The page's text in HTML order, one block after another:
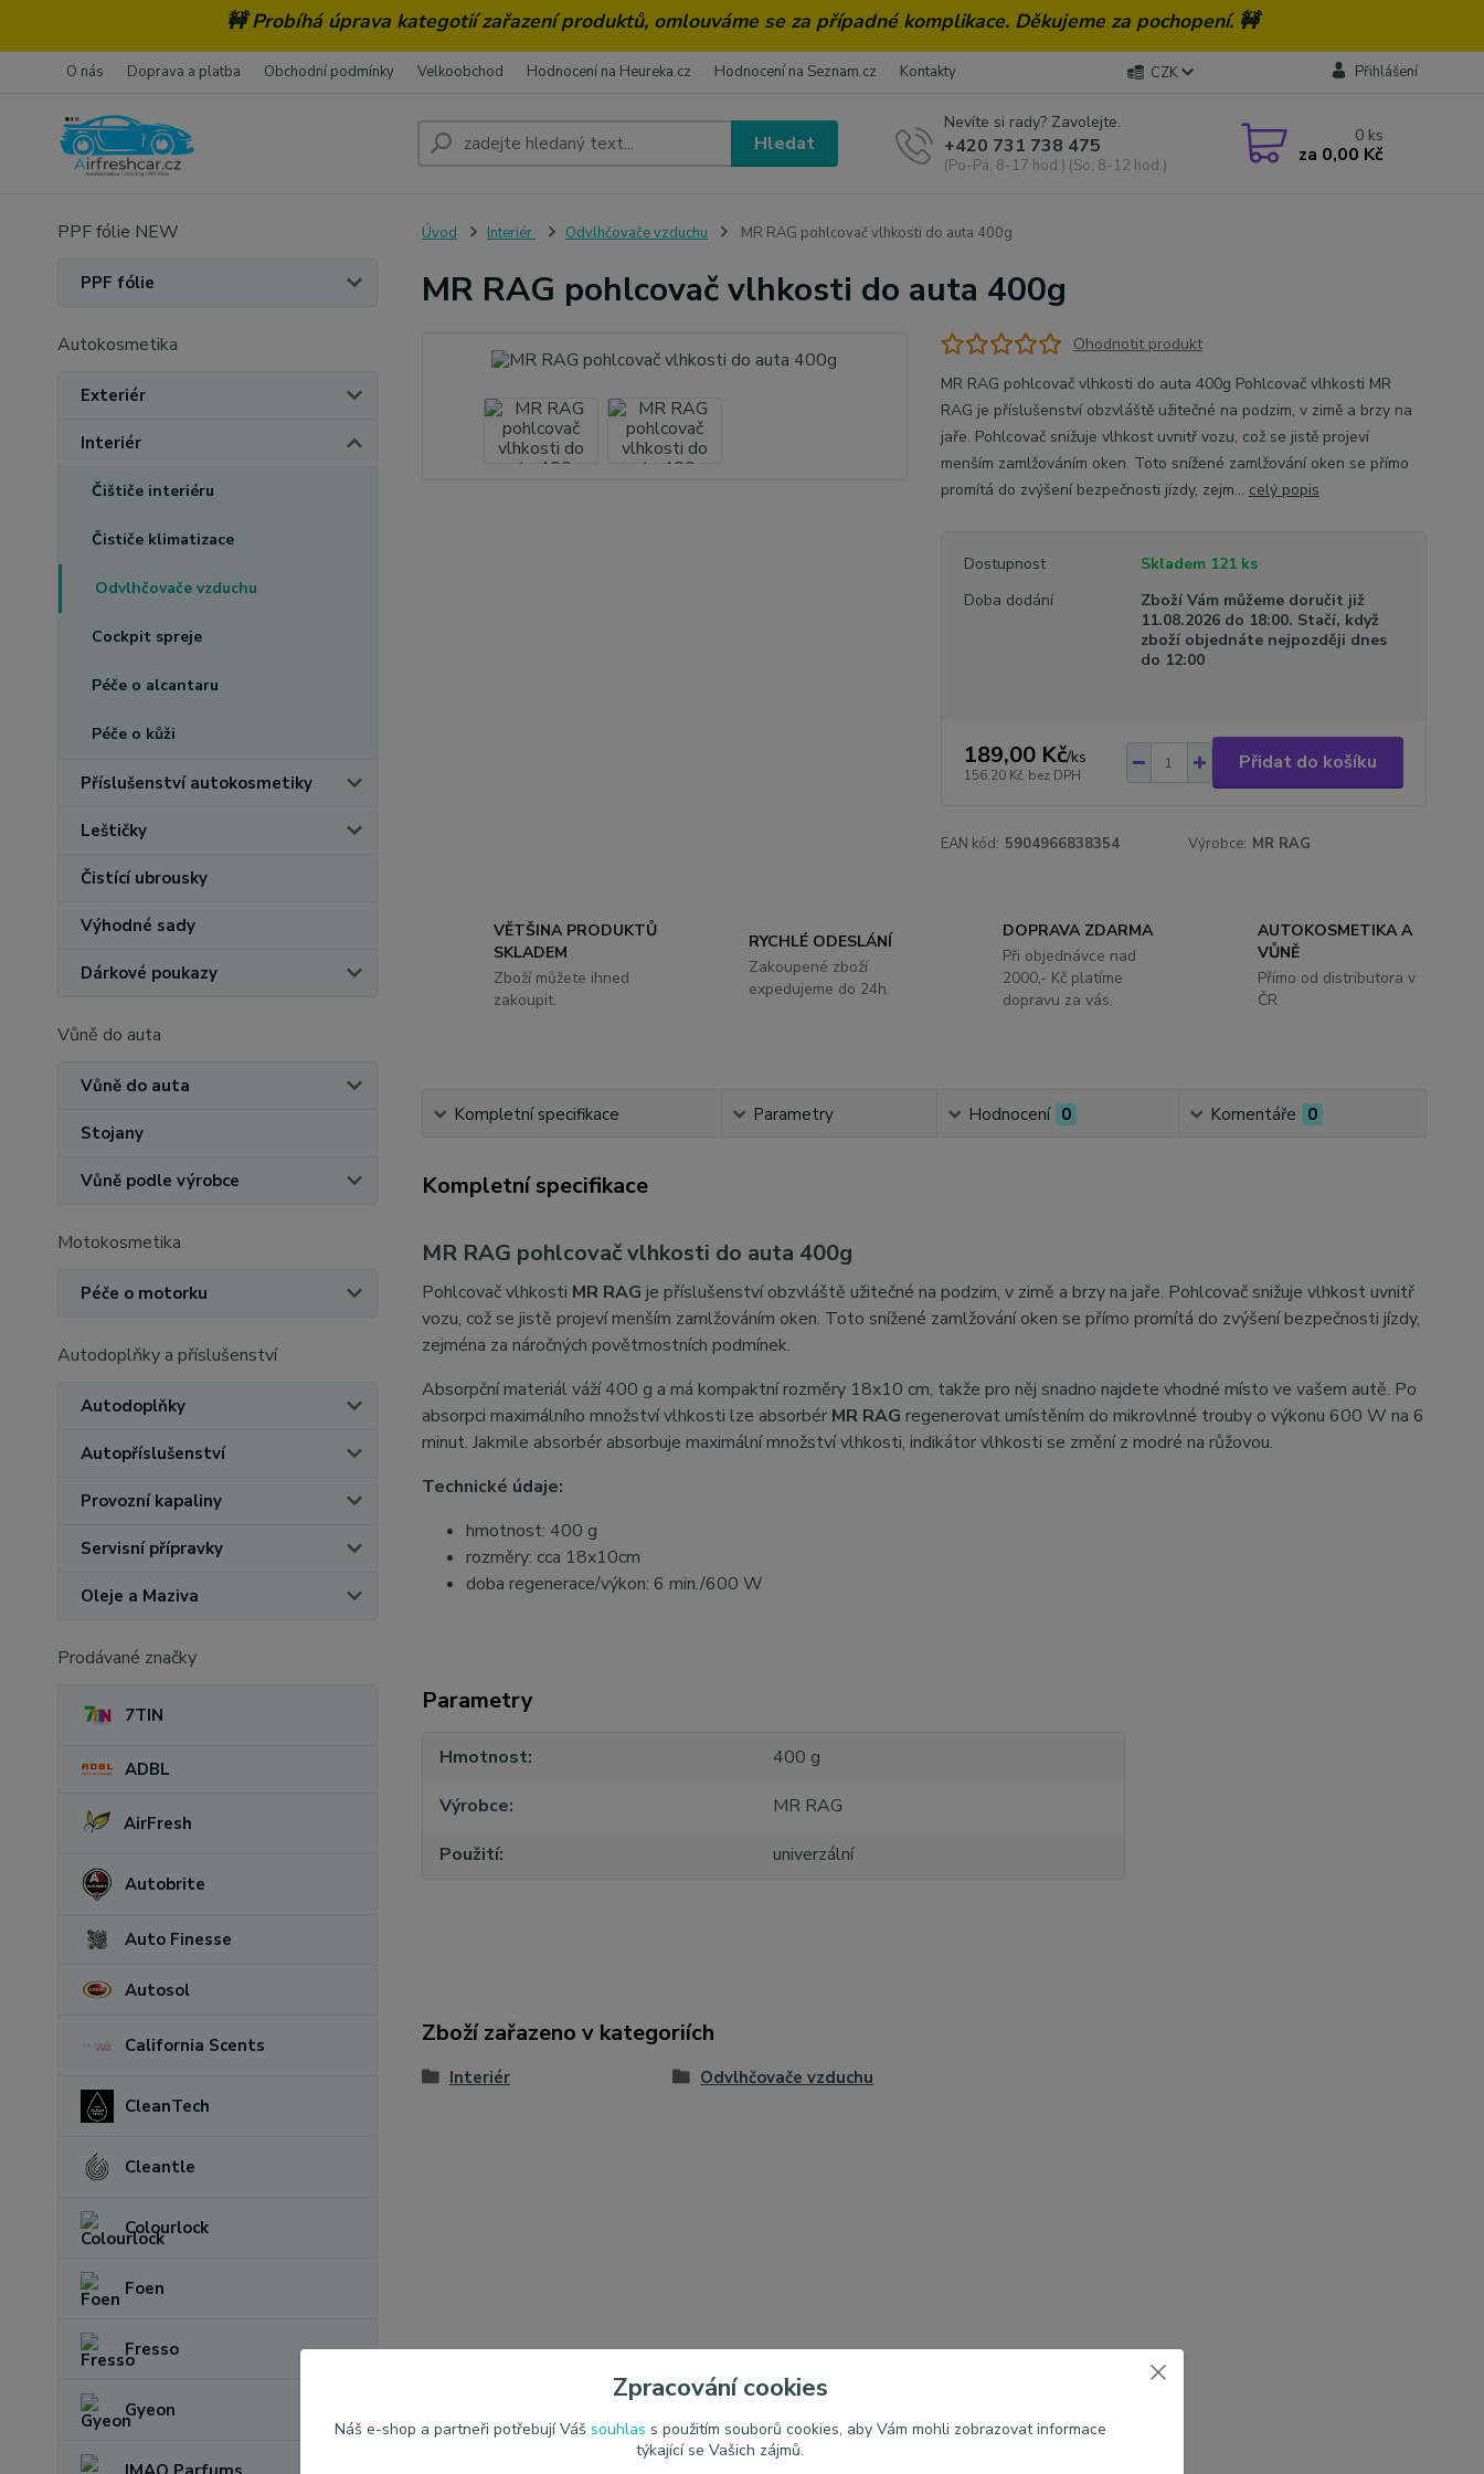
🚧 Probíhá úprava kategotií zařazení produktů, omlouváme se za případné komplikace. Děkujeme za pochopení. 🚧
O nás Doprava a platba Obchodní podmínky Velkoobchod Hodnocení na Heureka.cz Hodnocení na Seznam.cz Kontakty CZK Přihlášení
Hledat
Nevíte si rady? Zavolejte.
+420 731 738 475
(Po-Pá, 8-17 hod.) (So, 8-12 hod.)
0 ks
za 0,00 Kč
PPF fólie NEW
PPF fólie
Autokosmetika
Exteriér
Interiér
Čištiče interiéru
Čističe klimatizace
Odvlhčovače vzduchu
Cockpit spreje
Péče o alcantaru
Péče o kůži
Příslušenství autokosmetiky
Leštičky
Čistící ubrousky
Výhodné sady
Dárkové poukazy
Vůně do auta
Vůně do auta
Stojany
Vůně podle výrobce
Motokosmetika
Péče o motorku
Autodoplňky a příslušenství
Autodoplňky
Autopříslušenství
Provozní kapaliny
Servisní přípravky
Oleje a Maziva
Prodávané značky
7TIN
ADBL
AirFresh
Autobrite
Auto Finesse
Autosol
California Scents
CleanTech
Cleantle
Colourlock
Foen
Fresso
Gyeon
Úvod Interiér Odvlhčovače vzduchu MR RAG pohlcovač vlhkosti do auta 400g
MR RAG pohlcovač vlhkosti do auta 400g
Ohodnotit produkt
MR RAG pohlcovač vlhkosti do auta 400g Pohlcovač vlhkosti MR
RAG je příslušenství obzvláště užitečné na podzim, v zimě a brzy na
jaře. Pohlcovač snižuje vlhkost uvnitř vozu, což se jistě projeví
menším zamlžováním oken. Toto snížené zamlžování oken se přímo
promítá do zvýšení bezpečnosti jízdy, zejm... celý popis
Dostupnost
Skladem 121 ks
Doba dodání
Zboží Vám můžeme doručit již
11.08.2026 do 18:00. Stačí, když
zboží objednáte nejpozději dnes
do 12:00
189,00 Kč/ks
156,20 Kč bez DPH
Přidat do košíku
EAN kód: 5904966838354 Výrobce: MR RAG
VĚTŠINA PRODUKTŮ
SKLADEM
Zboží můžete ihned
zakoupit.
RYCHLÉ ODESLÁNÍ
Zakoupené zboží
expedujeme do 24h.
DOPRAVA ZDARMA
Při objednávce nad
2000,- Kč platíme
dopravu za vás.
AUTOKOSMETIKA A
VŮNĚ
Přímo od distributora v
ČR
Kompletní specifikace Parametry Hodnocení 0 Komentáře 0
Kompletní specifikace
MR RAG pohlcovač vlhkosti do auta 400g
Pohlcovač vlhkosti MR RAG je příslušenství obzvláště užitečné na podzim, v zimě a brzy na jaře. Pohlcovač snižuje vlhkost uvnitř
vozu, což se jistě projeví menším zamlžováním oken. Toto snížené zamlžování oken se přímo promítá do zvýšení bezpečnosti jízdy,
zejména za náročných povětrnostních podmínek.
Absorpční materiál váží 400 g a má kompaktní rozměry 18x10 cm, takže pro něj snadno najdete vhodné místo ve vašem autě. Po
absorpci maximálního množství vlhkosti lze absorbér MR RAG regenerovat umístěním do mikrovlnné trouby o výkonu 600 W na 6
minut. Jakmile absorbér absorbuje maximální množství vlhkosti, indikátor vlhkosti se změní z modré na růžovou.
Technické údaje:
hmotnost: 400 g
rozměry: cca 18x10cm
doba regenerace/výkon: 6 min./600 W
Parametry
Hmotnost
400 g
Výrobce
MR RAG
Použití
univerzální
Zboží zařazeno v kategoriích
Interiér Odvlhčovače vzduchu
Zpracování cookies
Náš e-shop a partneři potřebují Váš souhlas s použitím souborů cookies, aby Vám mohli zobrazovat informace
týkající se Vašich zájmů.